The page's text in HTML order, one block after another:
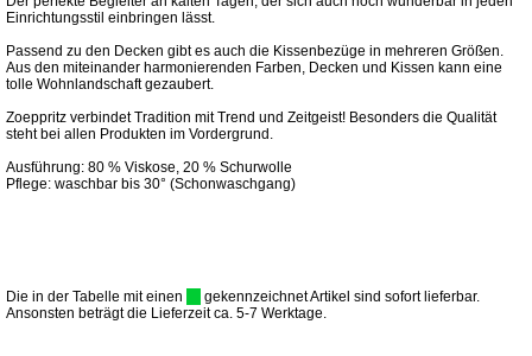
Einrichtungsstil einbringen lässt.
Passend zu den Decken gibt es auch die Kissenbezüge in mehreren Größen.
Aus den miteinander harmonierenden Farben, Decken und Kissen kann eine
tolle Wohnlandschaft gezaubert.
Zoeppritz verbindet Tradition mit Trend und Zeitgeist! Besonders die Qualität
steht bei allen Produkten im Vordergrund.
Ausführung: 80 % Viskose, 20 % Schurwolle
Pflege: waschbar bis 30° (Schonwaschgang)
Die in der Tabelle mit einen
gekennzeichnet Artikel sind sofort lieferbar.
Ansonsten beträgt die Lieferzeit ca. 5-7 Werktage.